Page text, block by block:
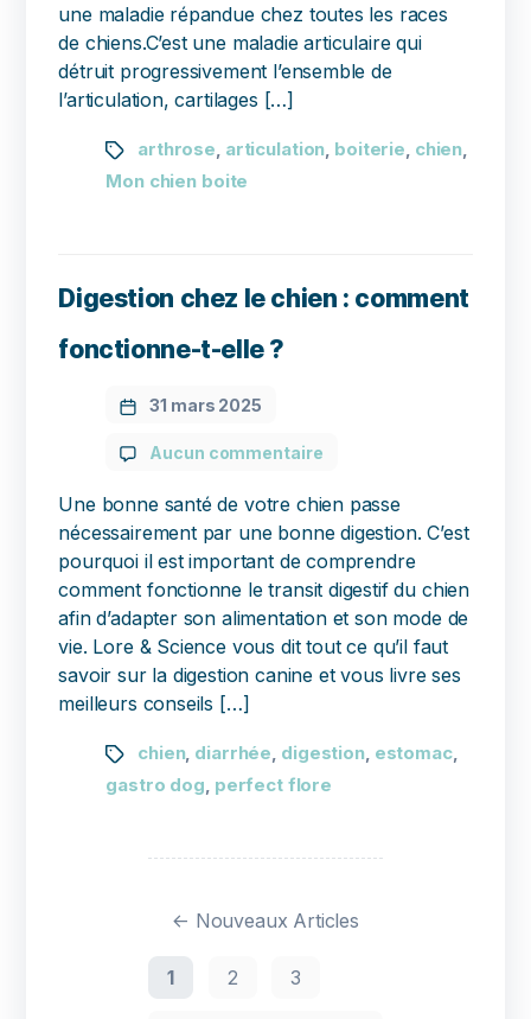
une maladie répandue chez toutes les races
de chiens.C’est une maladie articulaire qui
détruit progressivement l’ensemble de
l’articulation, cartilages […]
arthrose articulation boiterie chien
Mon chien boite
Digestion chez le chien : comment
fonctionne-t-elle ?
31 mars 2025
Aucun commentaire
Une bonne santé de votre chien passe
nécessairement par une bonne digestion. C’est
pourquoi il est important de comprendre
comment fonctionne le transit digestif du chien
afin d’adapter son alimentation et son mode de
vie. Lore & Science vous dit tout ce qu’il faut
savoir sur la digestion canine et vous livre ses
meilleurs conseils […]
chien, diarrhée digestion, estomac,
gastro dog perfect flore
← Nouveaux Articles
1 2 3